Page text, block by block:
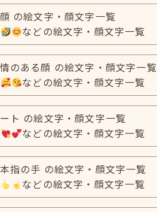
の絵文字・顔文字一覧
などの絵文字・顔文字一覧
のある顔 の絵文字・顔文字一覧
などの絵文字・顔文字一覧
ト の絵文字・顔文字一覧
などの絵文字・顔文字一覧
指の手 の絵文字・顔文字一覧
などの絵文字・顔文字一覧